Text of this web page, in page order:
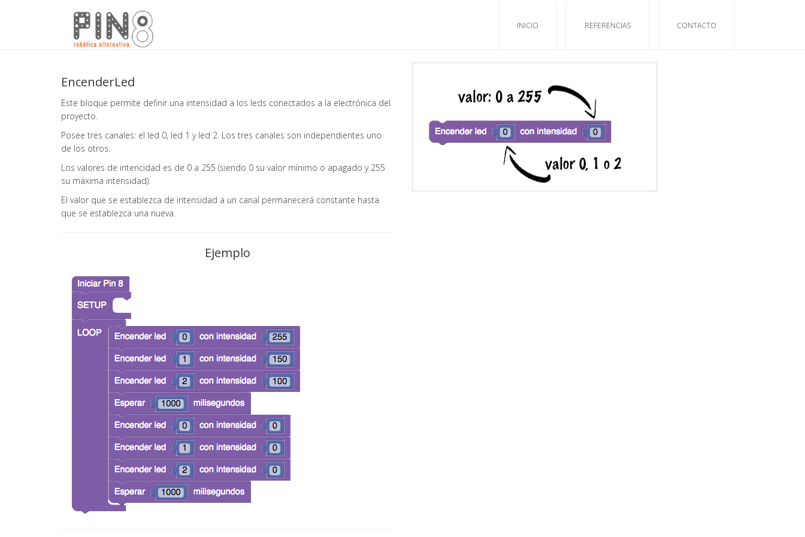
INICIO REFERENCIAS CONTACTO
EncenderLed
Este bloque permite definir una intensidad a los leds conectados a la electrónica del
proyecto.
Posee tres canales: el led 0, led 1 y led 2. Los tres canales son independientes uno
de los otros.
Los valores de intencidad es de 0 a 255 (siendo 0 su valor mínimo o apagado y 255
su máxima intensidad).
El valor que se establezca de intensidad a un canal permanecerá constante hasta
que se establezca una nueva.
Ejemplo